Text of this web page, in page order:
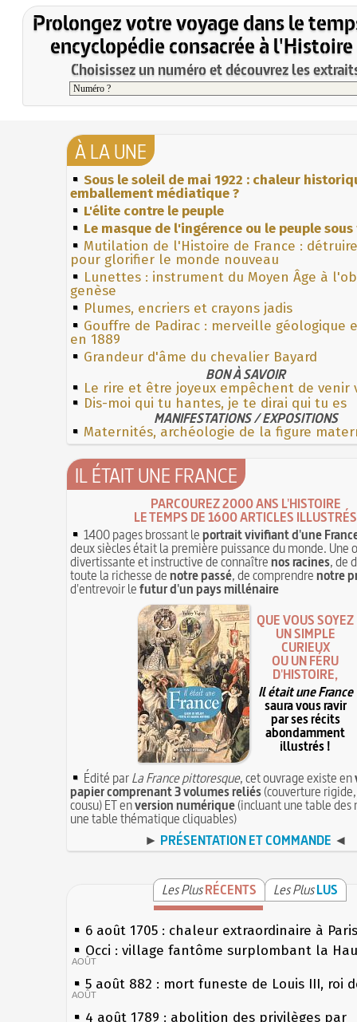
Prolongez votre voyage dans le
encyclopédie consacrée à l'Histoire
Choisissez un numéro et découvrez les
À LA UNE
Sous le soleil de mai 1922 : chaleur
emballement médiatique ?
L'élite contre le peuple
Le masque de l'ingérence ou le peuple
Mutilation de l'Histoire de France :
pour glorifier le monde nouveau
Lunettes : instrument du Moyen Âge à
genèse
Plumes, encriers et crayons jadis
Gouffre de Padirac : merveille géologique
en 1889
Grandeur d'âme du chevalier Bayard
BON À SAVOIR
Le rire et être joyeux empêchent de venir
Dis-moi qui tu hantes, je te dirai qui tu es
MANIFESTATIONS / EXPOSITIONS
Maternités, archéologie de la figure
IL ÉTAIT UNE FRANCE
PARCOUREZ 2000 ANS L'HISTOIRE
LE TEMPS DE 1600 ARTICLES ILLUSTRÉS
1400 pages brossant leportrait vivifiant d'une
deux siècles était la première puissance du monde. Une
divertissante et instructive de connaîtrenos racines, de
toute la richesse denotre passé, de comprendrenotre
d'entrevoir lefutur d'un pays millénaire
QUE VOUS SOYEZ
UN SIMPLE
CURIEUX
OU UN FÉRU
D'HISTOIRE,
Il était une France
saura vous ravir
par ses récits
abondamment
illustrés !
Édité parLa France pittoresque, cet ouvrage existe en
papier comprenant 3 volumes reliés(couverture
cousu) ET enversion numérique(incluant une table des
une table thématique cliquables)
► PRÉSENTATION ET COMMANDE ◄
Les PlusRÉCENTS Les PlusLUS
6 août 1705 : chaleur extraordinaire à Paris
Occi : village fantôme surplombant la
AOÛT
5 août 882 : mort funeste de Louis III, roi
AOÛT
4 août 1789 : abolition des privilèges par